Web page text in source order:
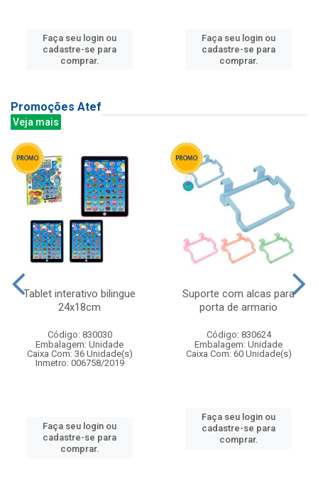
Faça seu login ou
cadastre-se para
comprar.
Faça seu login ou
cadastre-se para
comprar.
Promoções Atef
Veja mais
Tablet interativo bilingue
24x18cm
Código: 830030
Embalagem: Unidade
Caixa Com: 36 Unidade(s)
Inmetro: 006758/2019
Faça seu login ou
cadastre-se para
comprar.
Suporte com alcas para
porta de armario
Código: 830624
Embalagem: Unidade
Caixa Com: 60 Unidade(s)
Faça seu login ou
cadastre-se para
comprar.